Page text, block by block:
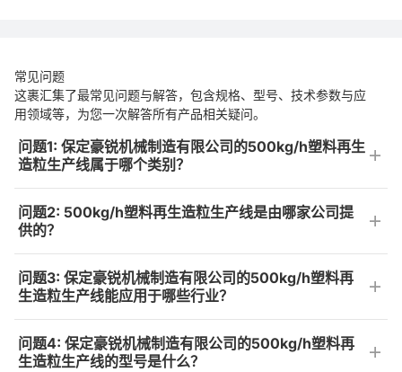
常见问题
这裹汇集了最常见问题与解答，包含规格、型号、技术参数与应
用领域等，为您一次解答所有产品相关疑问。
问题1: 保定豪锐机械制造有限公司的500kg/h塑料再生
造粒生产线属于哪个类别？
问题2: 500kg/h塑料再生造粒生产线是由哪家公司提
供的？
问题3: 保定豪锐机械制造有限公司的500kg/h塑料再
生造粒生产线能应用于哪些行业？
问题4: 保定豪锐机械制造有限公司的500kg/h塑料再
生造粒生产线的型号是什么？